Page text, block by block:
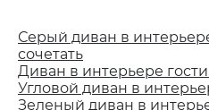
Серый диван в
сочетать
Диван в интерьере
Угловой диван в
Зеленый диван в